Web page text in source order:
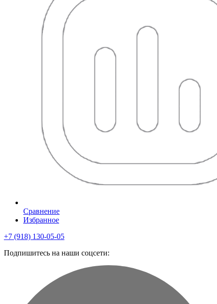
Сравнение
Избранное
+7 (918) 130-05-05
Подпишитесь на наши соцсети: